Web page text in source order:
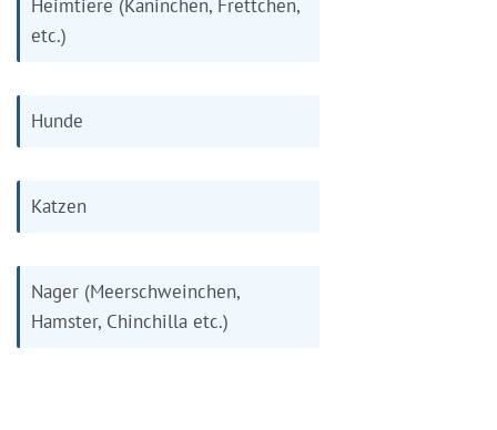
Heimtiere (Kaninchen, Frettchen,
etc.)
Hunde
Katzen
Nager (Meerschweinchen,
Hamster, Chinchilla etc.)